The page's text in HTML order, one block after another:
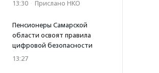
13:30 · Прислано НКО
Пенсионеры Самарской
области освоят правила
цифровой безопасности
13:27